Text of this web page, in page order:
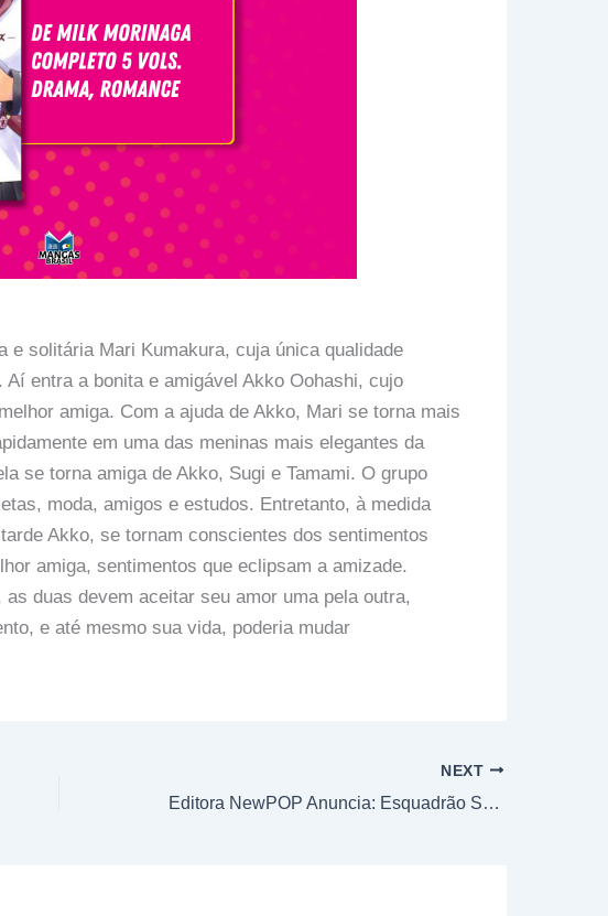
e solitária Mari Kumakura, cuja única qualidade
entra a bonita e amigável Akko Oohashi, cujo
amiga. Com a ajuda de Akko, Mari se torna mais
em uma das meninas mais elegantes da
se torna amiga de Akko, Sugi e Tamami. O grupo
moda, amigos e estudos. Entretanto, à medida
Akko, se tornam conscientes dos sentimentos
amiga, sentimentos que eclipsam a amizade.
duas devem aceitar seu amor uma pela outra,
e até mesmo sua vida, poderia mudar
NEXT
Editora NewPOP Anuncia: Esquadrão Secreto Goranger